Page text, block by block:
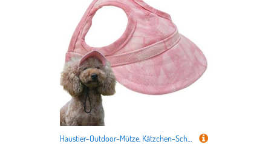
Haustier-Outdoor-Mütze, Kätzchen-Schutz-Baseballmützen | Sonnenschutz-Kätzchen-Outdoor-Baseballmützen - Verstellbare Sommer-Reisemütze für Hunde mit Ohrlöchern für Katzen, Welpen, Haustiere